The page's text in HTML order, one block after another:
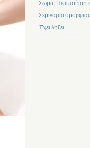
Σωμα, Περιποίηση
Σεμινάρια ομορφιάς
Έχει λήξει